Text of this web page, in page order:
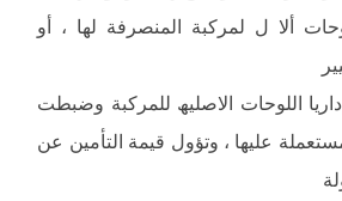
ألا ل لمركبة المنصرفة لھا ، أو
اللوحات الاصلیھ للمركبة وضبطت
علیھا ، وتؤول قیمة التأمین عن